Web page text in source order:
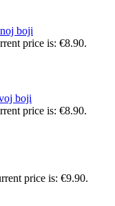
boji
price is: €8.90.
boji
price is: €8.90.
price is: €9.90.